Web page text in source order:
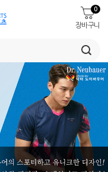
장바구니
0